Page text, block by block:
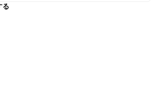
日中が目安です。なるべくお早めにお召
る